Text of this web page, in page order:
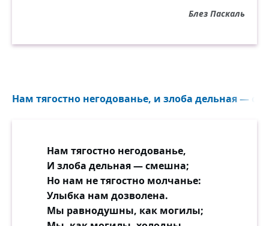
Блез Паскаль
Нам тягостно негодованье, и злоба дельная —
Нам тягостно негодованье,
И злоба дельная — смешна;
Но нам не тягостно молчанье:
Улыбка нам дозволена.
Мы равнодушны, как могилы;